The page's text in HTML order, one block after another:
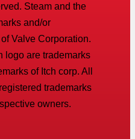
Steam and the
and/or
Valve Corporation.
logo are trademarks
of Itch corp. All
trademarks
owners.